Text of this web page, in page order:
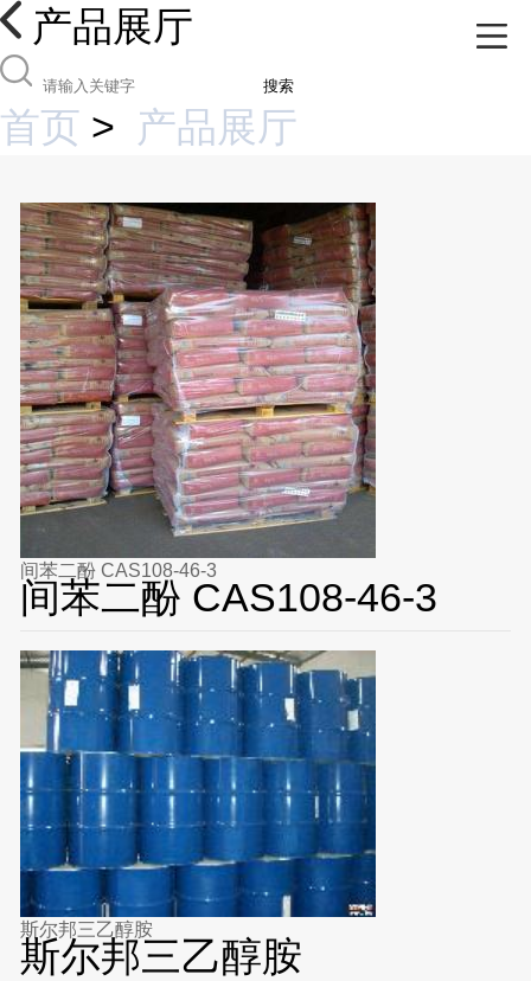
产品展厅
搜索
首页 > 产品展厅
间苯二酚 CAS108-46-3
间苯二酚 CAS108-46-3
斯尔邦三乙醇胺
斯尔邦三乙醇胺